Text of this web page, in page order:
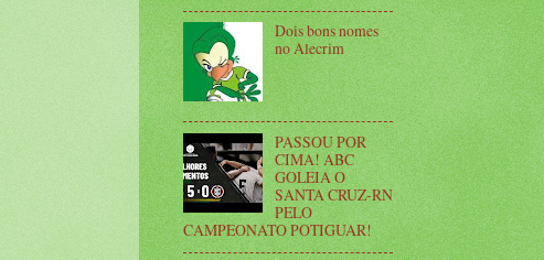
Dois bons nomes
no Alecrim
PASSOU POR
CIMA! ABC
GOLEIA O
SANTA CRUZ-RN
PELO
CAMPEONATO POTIGUAR!